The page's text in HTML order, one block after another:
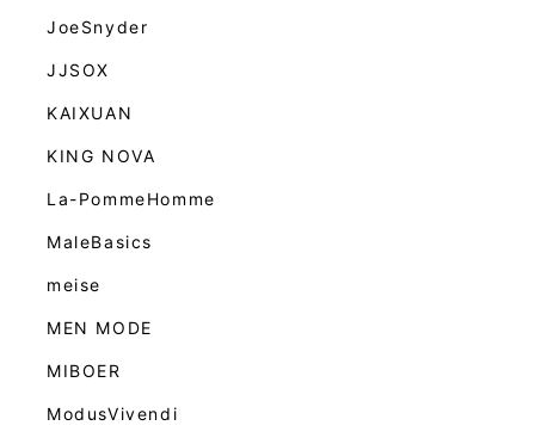
JoeSnyder
JJSOX
KAIXUAN
KING NOVA
La-PommeHomme
MaleBasics
meise
MEN MODE
MIBOER
ModusVivendi